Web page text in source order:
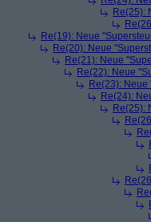
Re(25):
Re(19): Neue
Re(20): Neue
Re(21): Neue
Re(22): Neue
Re(23):
Re(24):
Re(25):